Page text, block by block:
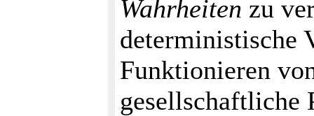
Wahrheiten zu
deterministische
Funktionieren
gesellschaftliche